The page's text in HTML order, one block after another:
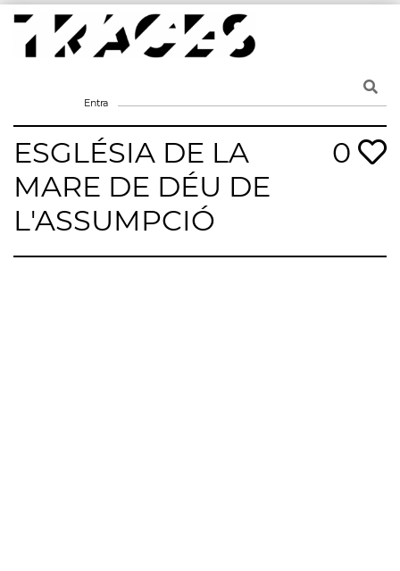
Skip
content
Entra
ESGLÉSIA DE LA
MARE DE DÉU DE
L'ASSUMPCIÓ
0